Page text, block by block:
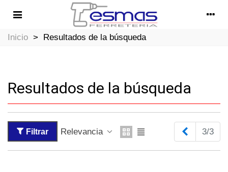
Inicio > Resultados de la búsqueda
Resultados de la búsqueda
Filtrar Relevancia Anterior
3/3